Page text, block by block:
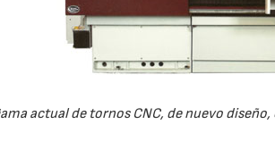
actual de tornos CNC, de nuevo